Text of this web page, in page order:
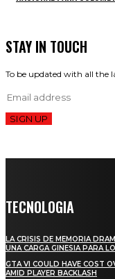
STAY IN TOUCH
To be updated with all the
SIGN UP
TECNOLOGIA
LA CRISIS DE MEMORIA
UNA CARGA GINESIA PARA
GTA VI COULD HAVE COST
AMID PLAYER BACKLASH